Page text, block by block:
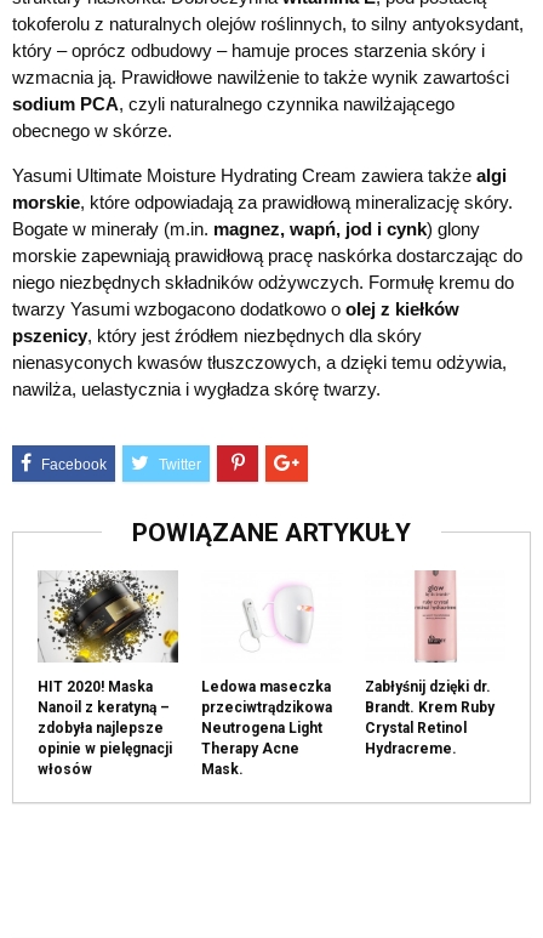
tokoferolu z naturalnych olejów roślinnych, to silny antyoksydant,
który – oprócz odbudowy – hamuje proces starzenia skóry i
wzmacnia ją. Prawidłowe nawilżenie to także wynik zawartości
sodium PCA, czyli naturalnego czynnika nawilżającego
obecnego w skórze.
Yasumi Ultimate Moisture Hydrating Cream zawiera także algi
morskie, które odpowiadają za prawidłową mineralizację skóry.
Bogate w minerały (m.in. magnez, wapń, jod i cynk) glony
morskie zapewniają prawidłową pracę naskórka dostarczając do
niego niezbędnych składników odżywczych. Formułę kremu do
twarzy Yasumi wzbogacono dodatkowo o olej z kiełków
pszenicy, który jest źródłem niezbędnych dla skóry
nienasyconych kwasów tłuszczowych, a dzięki temu odżywia,
nawilża, uelastycznia i wygładza skórę twarzy.
POWIĄZANE ARTYKUŁY
HIT 2020! Maska
Nanoil z keratyną –
zdobyła najlepsze
opinie w pielęgnacji
włosów
Ledowa maseczka
przeciwtrądzikowa
Neutrogena Light
Therapy Acne
Mask.
Zabłyśnij dzięki dr.
Brandt. Krem Ruby
Crystal Retinol
Hydracreme.